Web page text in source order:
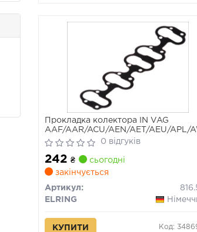
Прокладка колектора IN VAG
AAF/AAR/ACU/AEN/AET/AEU/APL/
(вир-во Elring)0 відгуків
242 ₴
сьогодні
закінчується
Артикул:
ELRING
КУПИТИ Код: